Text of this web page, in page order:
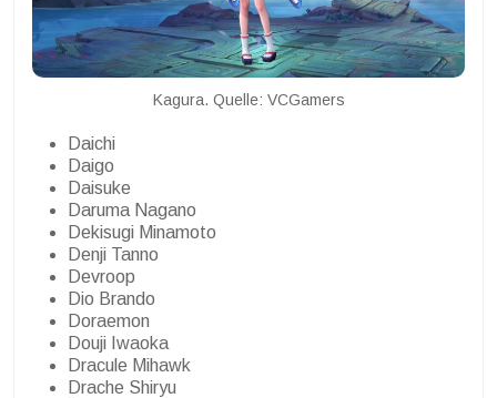
Kagura. Quelle: VCGamers
Daichi
Daigo
Daisuke
Daruma Nagano
Dekisugi Minamoto
Denji Tanno
Devroop
Dio Brando
Doraemon
Douji Iwaoka
Dracule Mihawk
Drache Shiryu